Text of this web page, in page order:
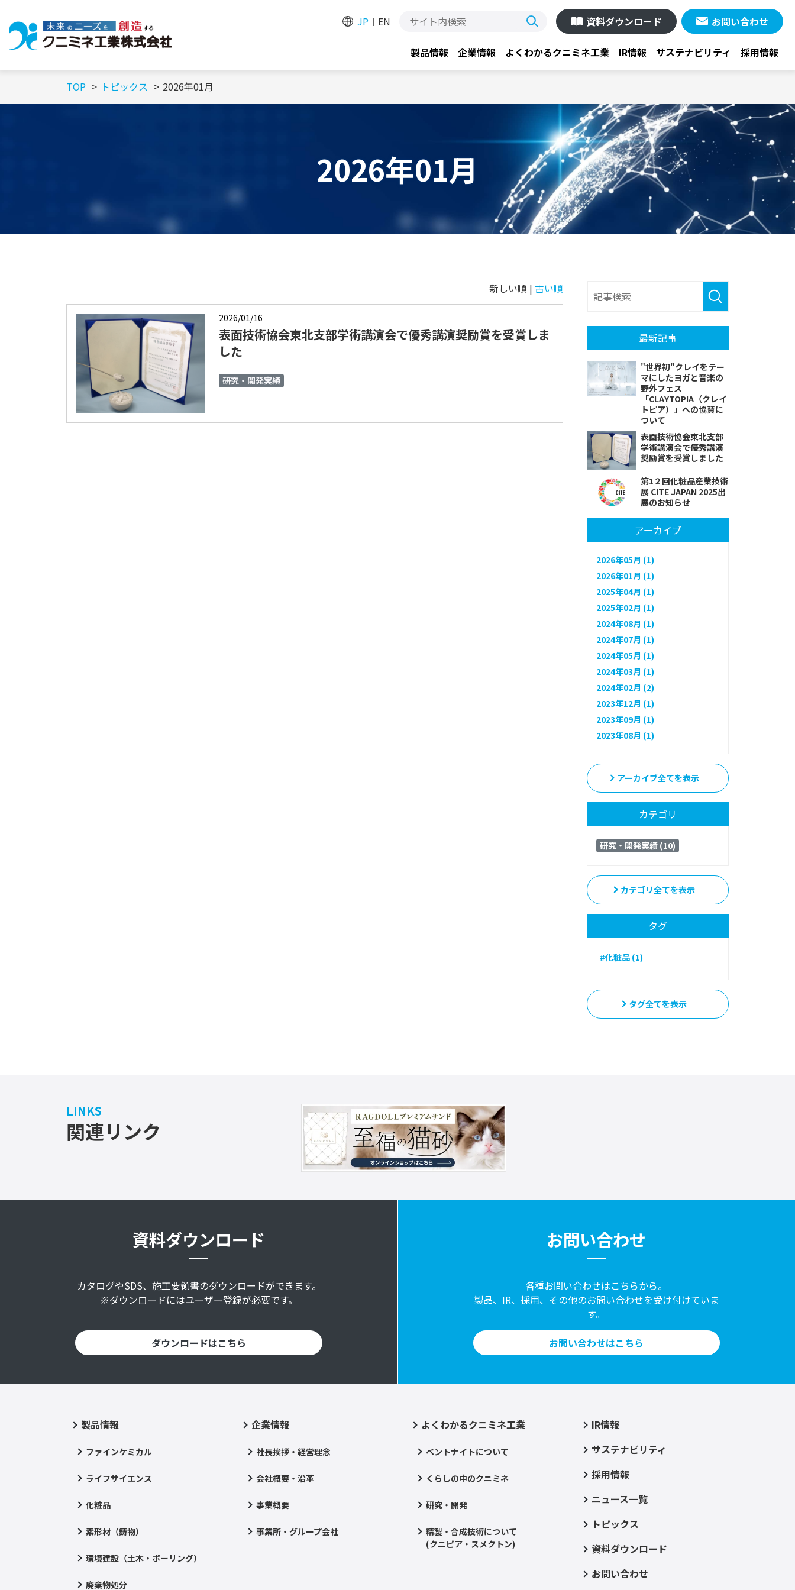
JP EN 資料ダウンロード お問い合わせ
製品情報 企業情報 よくわかるクニミネ工業 IR情報 サステナビリティ 採用情報
TOP トピックス 2026年01月
2026年01月
新しい順 | 古い順
2026/01/16
表面技術協会東北支部学術講演会で優秀講演奨励賞を受賞しま
した
研究・開発実績
最新記事
"世界初"クレイをテー
マにしたヨガと音楽の
野外フェス
「CLAYTOPIA（クレイ
トピア）」への協賛に
ついて
表面技術協会東北支部
学術講演会で優秀講演
奨励賞を受賞しました
第1２回化粧品産業技術
展 CITE JAPAN 2025出
展のお知らせ
アーカイブ
2026年05月 (1)
2026年01月 (1)
2025年04月 (1)
2025年02月 (1)
2024年08月 (1)
2024年07月 (1)
2024年05月 (1)
2024年03月 (1)
2024年02月 (2)
2023年12月 (1)
2023年09月 (1)
2023年08月 (1)
アーカイブ全てを表示
カテゴリ
研究・開発実績 (10)
カテゴリ全てを表示
タグ
#化粧品 (1)
タグ全てを表示
LINKS
関連リンク
資料ダウンロード
カタログやSDS、施工要領書のダウンロードができます。
※ダウンロードにはユーザー登録が必要です。
ダウンロードはこちら
お問い合わせ
各種お問い合わせはこちらから。
製品、IR、採用、その他のお問い合わせを受け付けていま
す。
お問い合わせはこちら
製品情報
ファインケミカル
ライフサイエンス
化粧品
素形材（鋳物）
環境建設（土木・ボーリング）
廃棄物処分
企業情報
社長挨拶・経営理念
会社概要・沿革
事業概要
事業所・グループ会社
よくわかるクニミネ工業
ベントナイトについて
くらしの中のクニミネ
研究・開発
精製・合成技術について
(クニピア・スメクトン)
IR情報
サステナビリティ
採用情報
ニュース一覧
トピックス
資料ダウンロード
お問い合わせ